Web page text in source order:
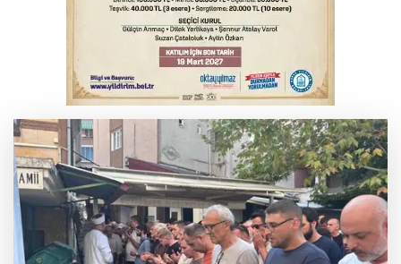
MSB: YAŞ kararları devletimize ve
milletimize hayırlı olsun
Serbest piyasada altın fiyatları...